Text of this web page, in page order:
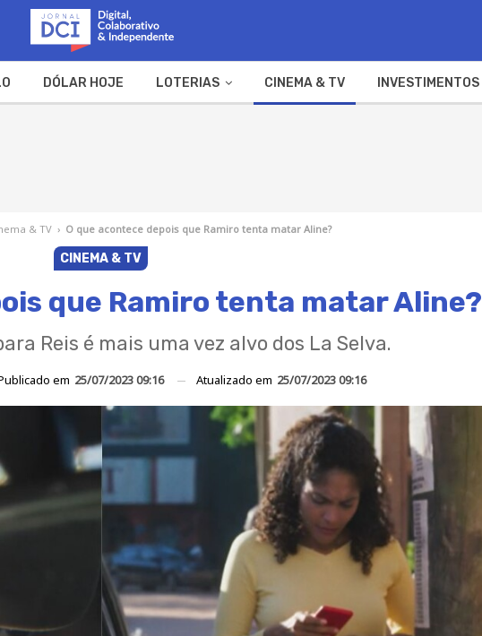
DÓLAR HOJE LOTERIAS CINEMA & TV INVESTIMENTOS
& TV › O que acontece depois que Ramiro tenta matar Aline?
CINEMA & TV
que Ramiro tenta matar Aline?
Reis é mais uma vez alvo dos La Selva.
em 25/07/2023 09:16 Atualizado em 25/07/2023 09:16